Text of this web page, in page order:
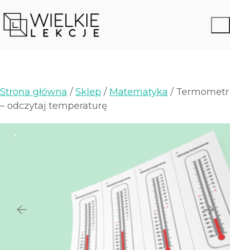
Strona główna / Sklep / Matematyka / Termometr
– odczytaj temperaturę